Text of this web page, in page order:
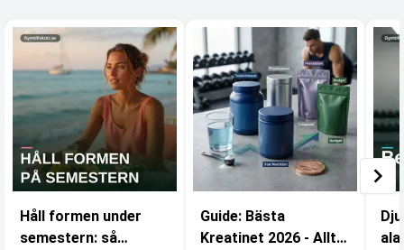
Håll formen under
semestern: så
Guide: Bästa
Kreatinet 2026 - Allt